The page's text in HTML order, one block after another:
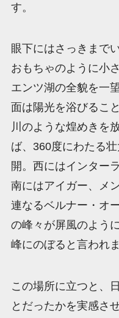
す。
眼下にはさっきまで
おもちゃのように小
エンツ湖の全貌を一
面は陽光を浴びるこ
川のような煌めきを
ば、360度にわたる
開。西にはインター
南にはアイガー、メ
連なるベルナー・オ
の峰々が屏風のよう
峰にのぼると言われま
この場所に立つと、
とだったかを実感さ